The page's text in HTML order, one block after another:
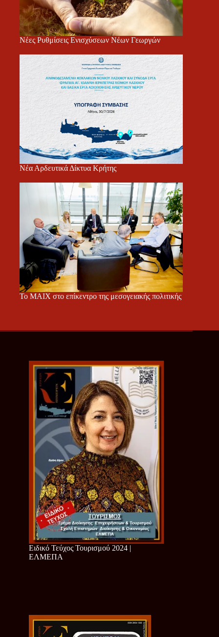
Νέες Ρυθμίσεις Ενισχύσεων Νέων Γεωργών
Νέα Αρδευτικά Δίκτυα Κρήτης
Το ΜΑΙΧ στο επίκεντρο της μεσογειακής πολιτικής
Ειδικό Τεύχος Τουρισμού 2024 |
ΕΛΜΕΠΑ